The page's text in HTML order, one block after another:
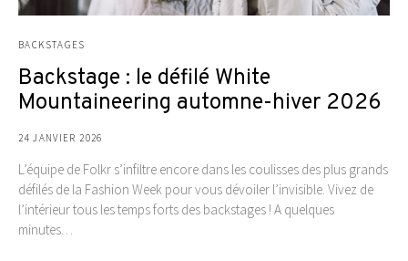
BACKSTAGES
Backstage : le défilé White
Mountaineering automne-hiver 2026
24 JANVIER 2026
L’équipe de Folkr s’infiltre encore dans les coulisses des plus grands
défilés de la Fashion Week pour vous dévoiler l’invisible. Vivez de
l’intérieur tous les temps forts des backstages ! A quelques
minutes…